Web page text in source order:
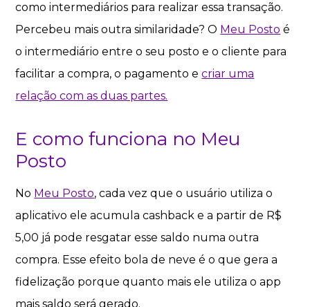
como intermediários para realizar essa transação.
Percebeu mais outra similaridade? O Meu Posto é
o intermediário entre o seu posto e o cliente para
facilitar a compra, o pagamento ecriar uma
relação com as duas partes.
E como funciona no Meu
Posto
No Meu Posto, cada vez que o usuário utiliza o
aplicativo ele acumula cashback e a partir de R$
5,00 já pode resgatar esse saldo numa outra
compra. Esse efeito bola de neve é o que gera a
fidelização porque quanto mais ele utiliza o app
mais saldo será gerado.